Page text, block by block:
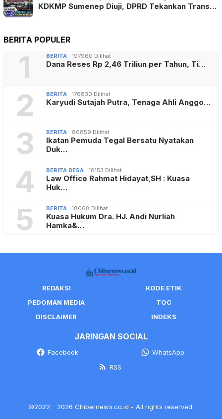
KDKMP Sumenep Diuji, DPRD Tekankan Trans…
BERITA POPULER
1 BERITA 197960 Dilihat
Dana Reses Rp 2,46 Triliun per Tahun, Ti…
2 BERITA 176830 Dilihat
Karyudi Sutajah Putra, Tenaga Ahli Anggo…
3 BERITA 86859 Dilihat
Ikatan Pemuda Tegal Bersatu Nyatakan
Duk…
4 BERITA DESA 18153 Dilihat
Law Office Rahmat Hidayat,SH : Kuasa
Huk…
5 BERITA 18068 Dilihat
Kuasa Hukum Dra. HJ. Andi Nurliah
Hamka&…
REDAKSI
KODE ETIK
PEDOMAN MEDIA
TOC
DISCLAIMER
INDEKS
JARINGAN SOCIAL
Facebook
WhatsApp
RSS
©2022 - 2026 Chibernews.co.id - All rights reserved.